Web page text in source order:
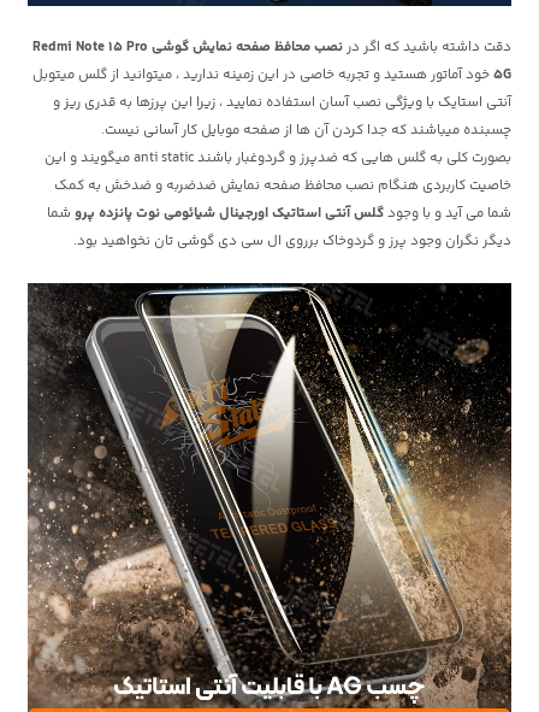
دقت داشته باشید که اگر در
نصب محافظ صفحه نمایش گوشی Redmi Note 15 Pro
5Gخود آماتور هستید و تجربه خاصی در این زمینه ندارید ، میتوانید از گلس میتوبل
آنتی استایک با ویژگی نصب آسان استفاده نمایید ، زیرا این پرزها به قدری ریز و
چسبنده میباشند که جدا کردن آن ها از صفحه موبایل کار آسانی نیست.
بصورت کلی به گلس هایی که ضدپرز و گردوغبار باشند anti static میگویند و این
خاصیت کاربردی هنگام نصب محافظ صفحه نمایش ضدضربه و ضدخش به کمک
شما می آید و با وجودگلس آنتی استاتیک اورجینال شیائومی نوت پانزده پرو شما
دیگر نگران وجود پرز و گردوخاک برروی ال سی دی گوشی تان نخواهید بود.